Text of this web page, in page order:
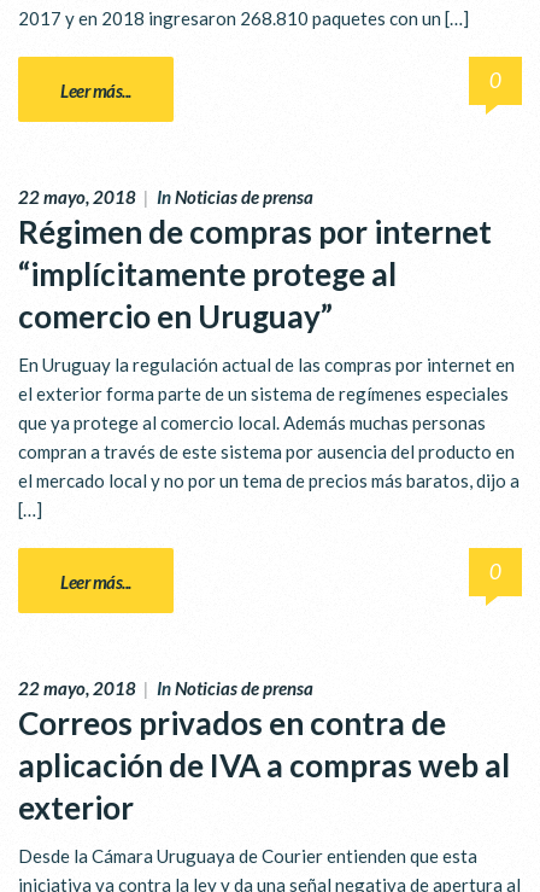
2017 y en 2018 ingresaron 268.810 paquetes con un […]
Leer más... 0
22 mayo, 2018 | InNoticias de prensa
Régimen de compras por internet
“implícitamente protege al
comercio en Uruguay”
En Uruguay la regulación actual de las compras por internet en
el exterior forma parte de un sistema de regímenes especiales
que ya protege al comercio local. Además muchas personas
compran a través de este sistema por ausencia del producto en
el mercado local y no por un tema de precios más baratos, dijo a
[…]
Leer más... 0
22 mayo, 2018 | InNoticias de prensa
Correos privados en contra de
aplicación de IVA a compras web al
exterior
Desde la Cámara Uruguaya de Courier entienden que esta
iniciativa va contra la ley y da una señal negativa de apertura al